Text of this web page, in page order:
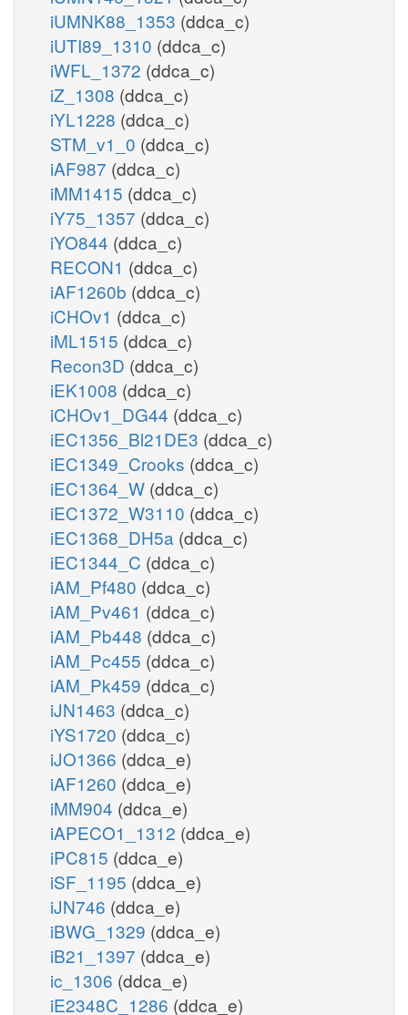
iUMNK88_1353 (ddca_c)
iUTI89_1310 (ddca_c)
iWFL_1372 (ddca_c)
iZ_1308 (ddca_c)
iYL1228 (ddca_c)
STM_v1_0 (ddca_c)
iAF987 (ddca_c)
iMM1415 (ddca_c)
iY75_1357 (ddca_c)
iYO844 (ddca_c)
RECON1 (ddca_c)
iAF1260b (ddca_c)
iCHOv1 (ddca_c)
iML1515 (ddca_c)
Recon3D (ddca_c)
iEK1008 (ddca_c)
iCHOv1_DG44 (ddca_c)
iEC1356_Bl21DE3 (ddca_c)
iEC1349_Crooks (ddca_c)
iEC1364_W (ddca_c)
iEC1372_W3110 (ddca_c)
iEC1368_DH5a (ddca_c)
iEC1344_C (ddca_c)
iAM_Pf480 (ddca_c)
iAM_Pv461 (ddca_c)
iAM_Pb448 (ddca_c)
iAM_Pc455 (ddca_c)
iAM_Pk459 (ddca_c)
iJN1463 (ddca_c)
iYS1720 (ddca_c)
iJO1366 (ddca_e)
iAF1260 (ddca_e)
iMM904 (ddca_e)
iAPECO1_1312 (ddca_e)
iPC815 (ddca_e)
iSF_1195 (ddca_e)
iJN746 (ddca_e)
iBWG_1329 (ddca_e)
iB21_1397 (ddca_e)
ic_1306 (ddca_e)
iE2348C_1286 (ddca_e)